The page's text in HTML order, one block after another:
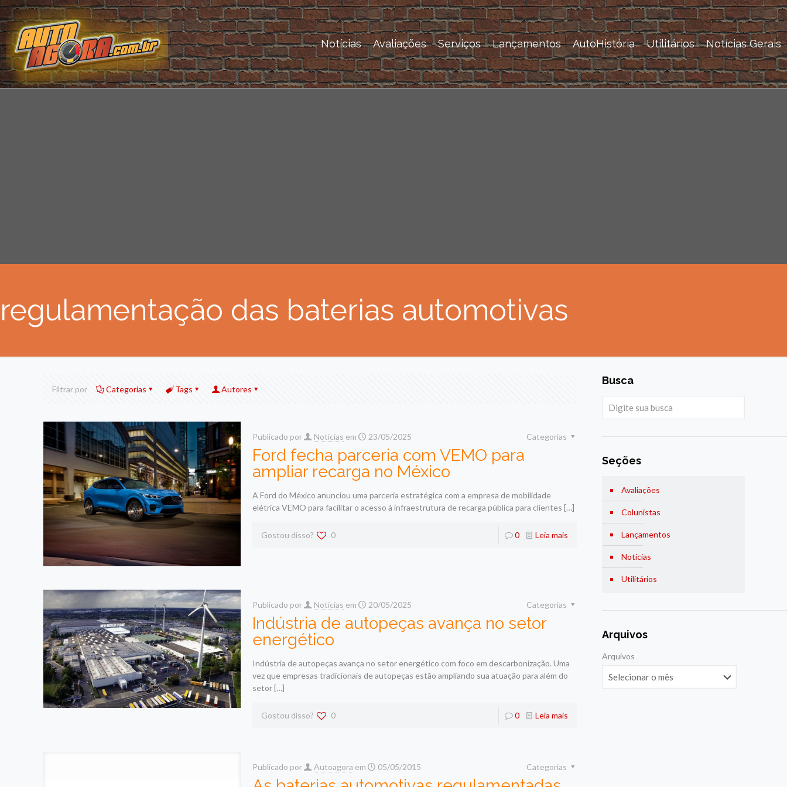
Notícias Avaliações Serviços Lançamentos AutoHistória Utilitários Notícias Gerais
regulamentação das baterias automotivas
Filtrar por Categorias Tags Autores
Publicado por Noticias em 23/05/2025 Categorias
Ford fecha parceria com VEMO para
ampliar recarga no México
A Ford do México anunciou uma parceria estratégica com a empresa de mobilidade
elétrica VEMO para facilitar o acesso à infraestrutura de recarga pública para clientes […]
Gostou disso? 0 0 Leia mais
Publicado por Noticias em 20/05/2025 Categorias
Indústria de autopeças avança no setor
energético
Indústria de autopeças avança no setor energético com foco em descarbonização. Uma
vez que empresas tradicionais de autopeças estão ampliando sua atuação para além do
setor[…]
Gostou disso? 0 0 Leia mais
Publicado por Autoagora em 05/05/2015 Categorias
Busca
Seções
Avaliações
Colunistas
Lançamentos
Notícias
Utilitários
Arquivos
Arquivos